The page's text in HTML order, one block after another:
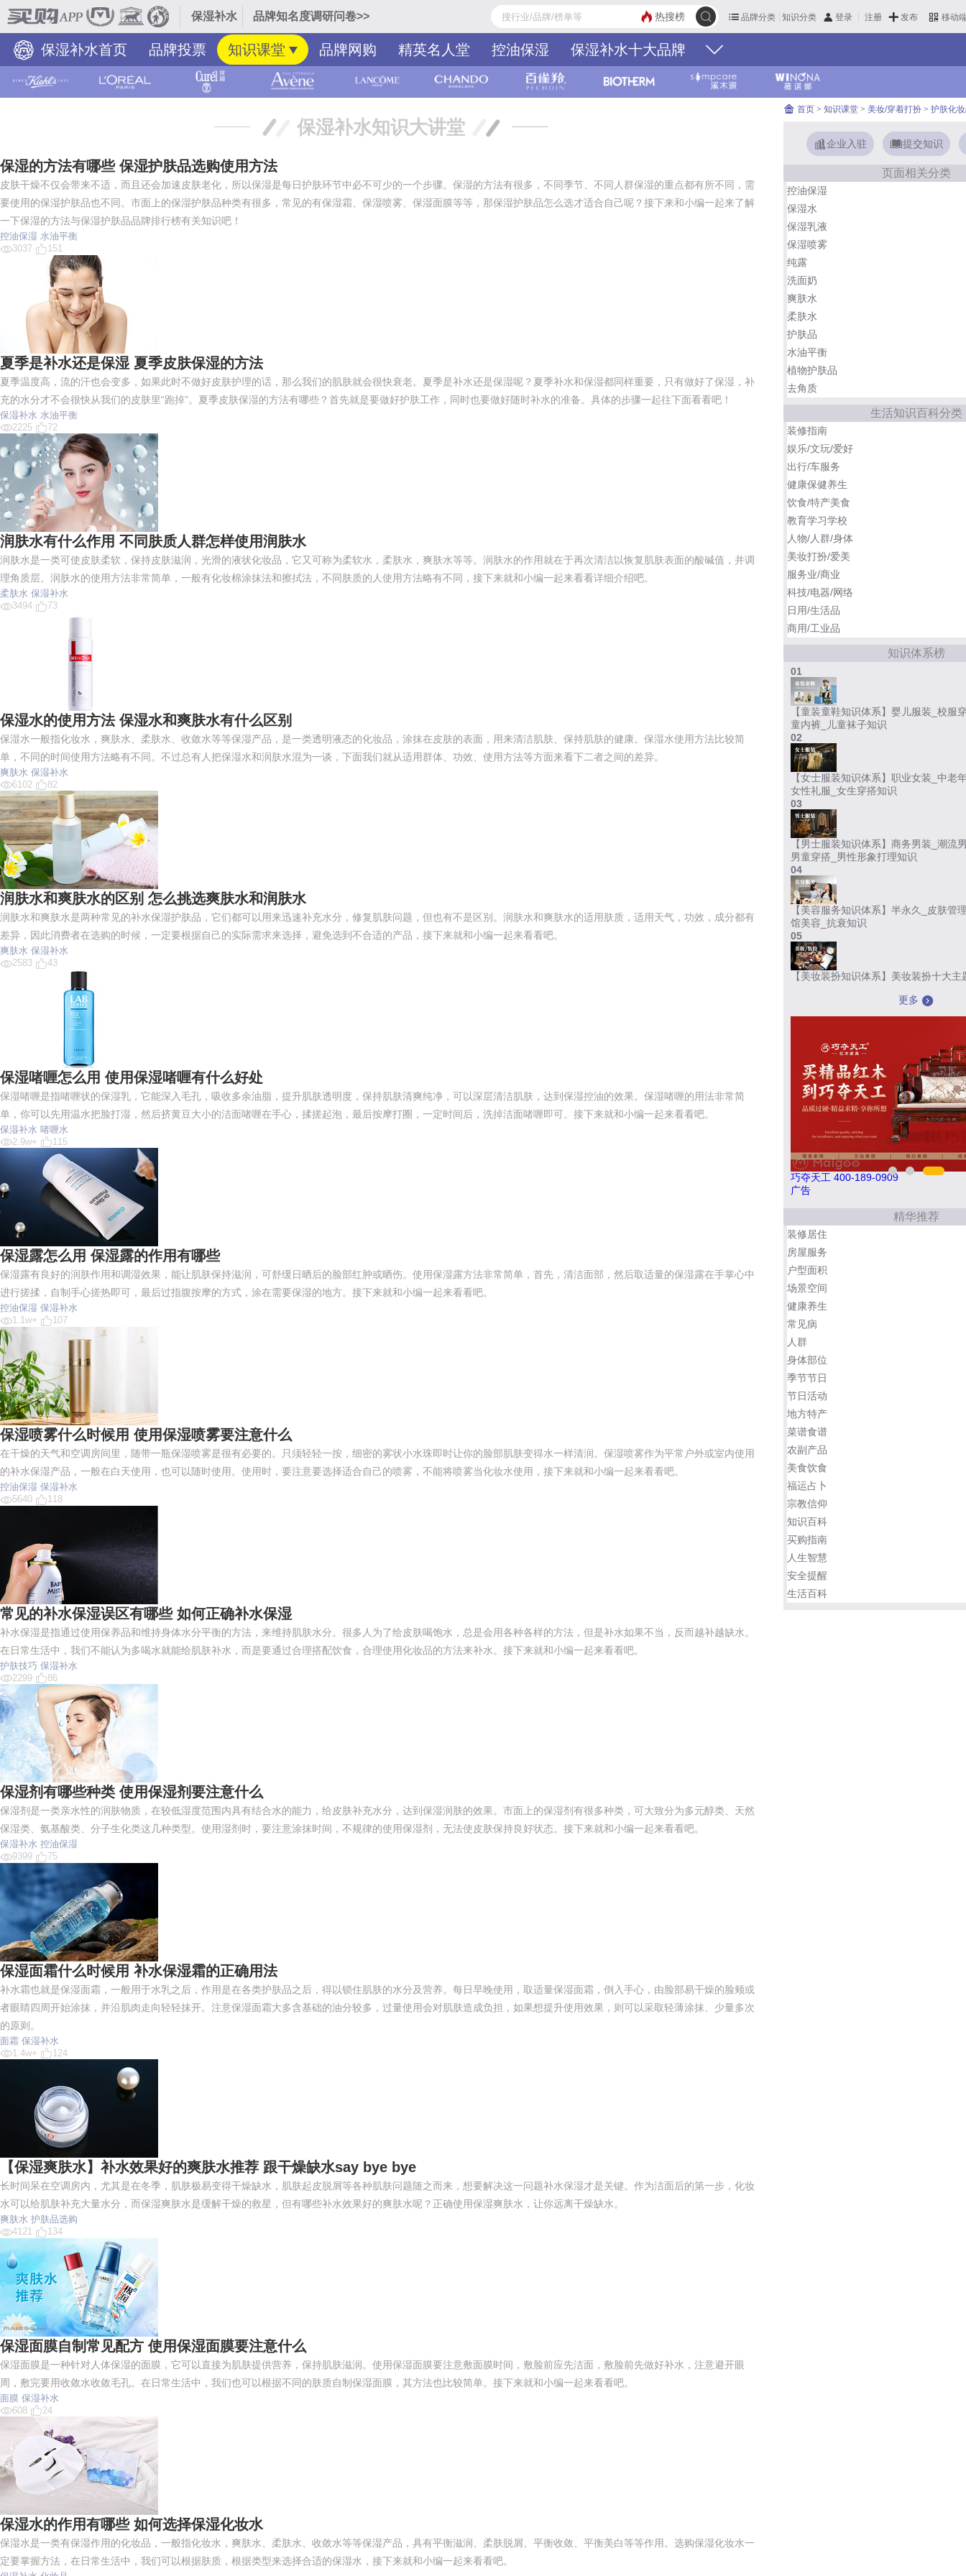
保湿补水 品牌知名度调研问卷>> 品牌分类 知识分类 登录 注册 发布 移动
热搜榜
保湿补水首页 品牌投票 知识课堂 品牌网购 精英名人堂 控油保湿 保湿补水十大品牌
保湿补水知识大讲堂
保湿的方法有哪些 保湿护肤品选购使用方法
皮肤干燥不仅会带来不适，而且还会加速皮肤老化，所以保湿是每日护肤环节中必不可少的一个步骤。保湿的方法有很多，不同季节、不同人群保湿的重点都有所不同，需
要使用的保湿护肤品也不同。市面上的保湿护肤品种类有很多，常见的有保湿霜、保湿喷雾、保湿面膜等等，那保湿护肤品怎么选才适合自己呢？接下来和小编一起来了解
一下保湿的方法与保湿护肤品品牌排行榜有关知识吧！
控油保湿 水油平衡
3037
151
夏季是补水还是保湿 夏季皮肤保湿的方法
夏季温度高，流的汗也会变多，如果此时不做好皮肤护理的话，那么我们的肌肤就会很快衰老。夏季是补水还是保湿呢？夏季补水和保湿都同样重要，只有做好了保湿，补
充的水分才不会很快从我们的皮肤里“跑掉”。夏季皮肤保湿的方法有哪些？首先就是要做好护肤工作，同时也要做好随时补水的准备。具体的步骤一起往下面看看吧！
保湿补水 水油平衡
2225
72
润肤水有什么作用 不同肤质人群怎样使用润肤水
润肤水是一类可使皮肤柔软，保持皮肤滋润，光滑的液状化妆品，它又可称为柔软水，柔肤水，爽肤水等等。润肤水的作用就在于再次清洁以恢复肌肤表面的酸碱值，并调
理角质层。润肤水的使用方法非常简单，一般有化妆棉涂抹法和擦拭法，不同肤质的人使用方法略有不同，接下来就和小编一起来看看详细介绍吧。
柔肤水 保湿补水
3494
73
保湿水的使用方法 保湿水和爽肤水有什么区别
保湿水一般指化妆水，爽肤水、柔肤水、收敛水等等保湿产品，是一类透明液态的化妆品，涂抹在皮肤的表面，用来清洁肌肤、保持肌肤的健康。保湿水使用方法比较简
单，不同的时间使用方法略有不同。不过总有人把保湿水和润肤水混为一谈，下面我们就从适用群体、功效、使用方法等方面来看下二者之间的差异。
爽肤水 保湿补水
6102
82
润肤水和爽肤水的区别 怎么挑选爽肤水和润肤水
润肤水和爽肤水是两种常见的补水保湿护肤品，它们都可以用来迅速补充水分，修复肌肤问题，但也有不是区别。润肤水和爽肤水的适用肤质，适用天气，功效，成分都有
差异，因此消费者在选购的时候，一定要根据自己的实际需求来选择，避免选到不合适的产品，接下来就和小编一起来看看吧。
爽肤水 保湿补水
2583
43
保湿啫喱怎么用 使用保湿啫喱有什么好处
保湿啫喱是指啫喱状的保湿乳，它能深入毛孔，吸收多余油脂，提升肌肤透明度，保持肌肤清爽纯净，可以深层清洁肌肤，达到保湿控油的效果。保湿啫喱的用法非常简
单，你可以先用温水把脸打湿，然后挤黄豆大小的洁面啫喱在手心，揉搓起泡，最后按摩打圈，一定时间后，洗掉洁面啫喱即可。接下来就和小编一起来看看吧。
保湿补水 啫喱水
2.9w+
115
保湿露怎么用 保湿露的作用有哪些
保湿露有良好的润肤作用和调湿效果，能让肌肤保持滋润，可舒缓日晒后的脸部红肿或晒伤。使用保湿露方法非常简单，首先，清洁面部，然后取适量的保湿露在手掌心中
进行搓揉，自制手心搓热即可，最后过指腹按摩的方式，涂在需要保湿的地方。接下来就和小编一起来看看吧。
控油保湿 保湿补水
1.1w+
107
保湿喷雾什么时候用 使用保湿喷雾要注意什么
在干燥的天气和空调房间里，随带一瓶保湿喷雾是很有必要的。只须轻轻一按，细密的雾状小水珠即时让你的脸部肌肤变得水一样清润。保湿喷雾作为平常户外或室内使用
的补水保湿产品，一般在白天使用，也可以随时使用。使用时，要注意要选择适合自己的喷雾，不能将喷雾当化妆水使用，接下来就和小编一起来看看吧。
控油保湿 保湿补水
5640
118
常见的补水保湿误区有哪些 如何正确补水保湿
补水保湿是指通过使用保养品和维持身体水分平衡的方法，来维持肌肤水分。很多人为了给皮肤喝饱水，总是会用各种各样的方法，但是补水如果不当，反而越补越缺水。
在日常生活中，我们不能认为多喝水就能给肌肤补水，而是要通过合理搭配饮食，合理使用化妆品的方法来补水。接下来就和小编一起来看看吧。
护肤技巧 保湿补水
2299
86
保湿剂有哪些种类 使用保湿剂要注意什么
保湿剂是一类亲水性的润肤物质，在较低湿度范围内具有结合水的能力，给皮肤补充水分，达到保湿润肤的效果。市面上的保湿剂有很多种类，可大致分为多元醇类、天然
保湿类、氨基酸类、分子生化类这几种类型。使用湿剂时，要注意涂抹时间，不规律的使用保湿剂，无法使皮肤保持良好状态。接下来就和小编一起来看看吧。
保湿补水 控油保湿
9399
75
保湿面霜什么时候用 补水保湿霜的正确用法
补水霜也就是保湿面霜，一般用于水乳之后，作用是在各类护肤品之后，得以锁住肌肤的水分及营养。每日早晚使用，取适量保湿面霜，倒入手心，由脸部易干燥的脸颊或
者眼睛四周开始涂抹，并沿肌肉走向轻轻抹开。注意保湿面霜大多含基础的油分较多，过量使用会对肌肤造成负担，如果想提升使用效果，则可以采取轻薄涂抹、少量多次
的原则。
面霜 保湿补水
1.4w+
124
【保湿爽肤水】补水效果好的爽肤水推荐 跟干燥缺水say bye bye
长时间呆在空调房内，尤其是在冬季，肌肤极易变得干燥缺水，肌肤起皮脱屑等各种肌肤问题随之而来，想要解决这一问题补水保湿才是关键。作为洁面后的第一步，化妆
水可以给肌肤补充大量水分，而保湿爽肤水是缓解干燥的救星，但有哪些补水效果好的爽肤水呢？正确使用保湿爽肤水，让你远离干燥缺水。
爽肤水 护肤品选购
4121
134
保湿面膜自制常见配方 使用保湿面膜要注意什么
保湿面膜是一种针对人体保湿的面膜，它可以直接为肌肤提供营养，保持肌肤滋润。使用保湿面膜要注意敷面膜时间，敷脸前应先洁面，敷脸前先做好补水，注意避开眼
周，敷完要用收敛水收敛毛孔。在日常生活中，我们也可以根据不同的肤质自制保湿面膜，其方法也比较简单。接下来就和小编一起来看看吧。
面膜 保湿补水
608
24
保湿水的作用有哪些 如何选择保湿化妆水
保湿水是一类有保湿作用的化妆品，一般指化妆水，爽肤水、柔肤水、收敛水等等保湿产品，具有平衡滋润、柔肤脱屑、平衡收敛、平衡美白等等作用。选购保湿化妆水一
定要掌握方法，在日常生活中，我们可以根据肤质，根据类型来选择合适的保湿水，接下来就和小编一起来看看吧。
首页 > 知识课堂 > 美妆/穿着打扮 > 护肤化
企业入驻 提交知识
页面相关分类
控油保湿
保湿水
保湿乳液
保湿喷雾
纯露
洗面奶
爽肤水
柔肤水
护肤品
水油平衡
植物护肤品
去角质
生活知识百科分类
装修指南
娱乐/文玩/爱好
出行/车服务
健康保健养生
饮食/特产美食
教育学习学校
人物/人群/身体
美妆打扮/爱美
服务业/商业
科技/电器/网络
日用/生活品
商用/工业品
知识体系榜
01
【童装童鞋知识体系】婴儿服装_校服
童内裤_儿童袜子知识
02
【女士服装知识体系】职业女装_中老
女性礼服_女生穿搭知识
03
【男士服装知识体系】商务男装_潮流
男童穿搭_男性形象打理知识
04
【美容服务知识体系】半永久_皮肤管
馆美容_抗衰知识
05
【美妆装扮知识体系】美妆装扮十大主
更多
巧夺天工 400-
广告
精华推荐
装修居住
房屋服务
户型面积
场景空间
健康养生
常见病
人群
身体部位
季节节日
节日活动
地方特产
菜谱食谱
农副产品
美食饮食
福运占卜
宗教信仰
知识百科
买购指南
人生智慧
安全提醒
生活百科